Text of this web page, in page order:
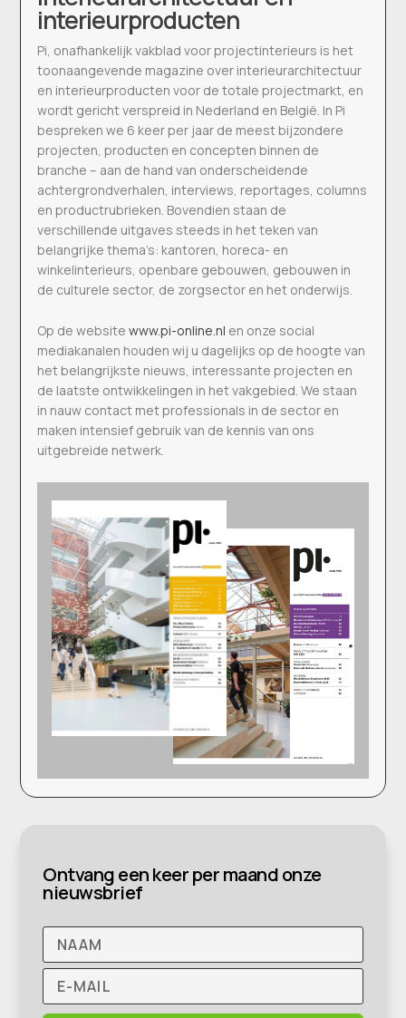
interieurproducten
Pi, onafhankelijk vakblad voor projectinterieurs is het
toonaangevende magazine over interieurarchitectuur
en interieurproducten voor de totale projectmarkt, en
wordt gericht verspreid in Nederland en België. In Pi
bespreken we 6 keer per jaar de meest bijzondere
projecten, producten en concepten binnen de
branche – aan de hand van onderscheidende
achtergrondverhalen, interviews, reportages, columns
en productrubrieken. Bovendien staan de
verschillende uitgaves steeds in het teken van
belangrijke thema’s: kantoren, horeca- en
winkelinterieurs, openbare gebouwen, gebouwen in
de culturele sector, de zorgsector en het onderwijs.
Op de websitewww.pi-online.nl en onze social
mediakanalen houden wij u dagelijks op de hoogte van
het belangrijkste nieuws, interessante projecten en
de laatste ontwikkelingen in het vakgebied. We staan
in nauw contact met professionals in de sector en
maken intensief gebruik van de kennis van ons
uitgebreide netwerk.
Ontvang een keer per maand onze
nieuwsbrief